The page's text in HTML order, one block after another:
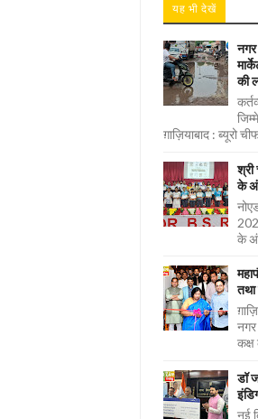
यह भी देखें
नगर
की
ग़ाज़ियाबाद : ब्यूरो
श्री
के
के
तथा
नगर
कक्ष
डॉ
नई